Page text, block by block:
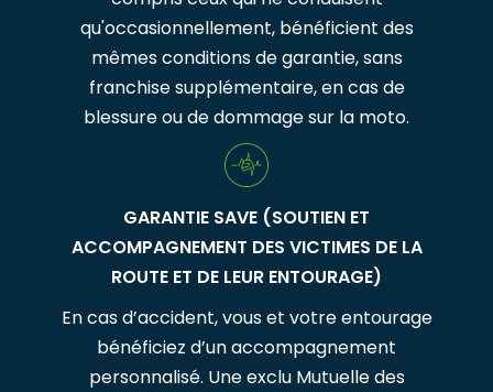
qu'occasionnellement, bénéficient des
mêmes conditions de garantie, sans
franchise supplémentaire, en cas de
blessure ou de dommage sur la moto.
GARANTIE SAVE (SOUTIEN ET
ACCOMPAGNEMENT DES VICTIMES DE LA
ROUTE ET DE LEUR ENTOURAGE)
En cas d’accident, vous et votre entourage
bénéficiez d’un accompagnement
personnalisé. Une exclu Mutuelle des